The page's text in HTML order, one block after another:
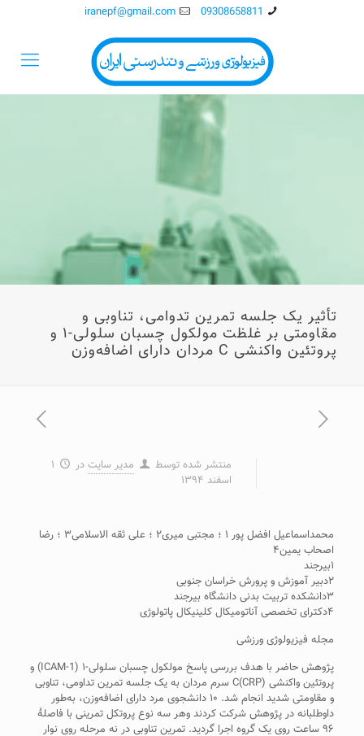
09308658811
iranepf@gmail.com
تأثیر یک جلسه تمرین تدوامی، تناوبی و
مقاومتی بر غلظت مولکول چسبان سلولی-۱ و
پروتئین واکنشی C مردان دارای اضافه‌وزن
منتشر شده توسط مدیر سایت در
۱
اسفند ۱۳۹۴
محمداسماعیل افضل پور ۱ ؛ مجتبی میری۲ ؛ علی ثقه الاسلامی۳ ؛ رضا
اصحاب یمین۴
۱بیرجند
۲دبیر آموزش و پرورش خراسان جنوبی
۳دانشکده تربیت بدنی دانشگاه بیرجند
۴دکترای تخصصی آناتومیکال کلینیکال پاتولوژی
مجله فیزیولوژی ورزشی
پژوهش حاضر با هدف بررسی پاسخ مولکول چسبان سلولی-۱ (ICAM-1) و
پروتئین واکنشی C(CRP) سرم مردان به یک جلسه تمرین تداومی، تناوبی
و مقاومتی شدید انجام شد. ۱۰ دانشجوی مرد دارای اضافه‌وزن، ﺑﻪ‌ﻃﻮر
داوطلبانه در پژوهش شرکت کردند و‌هر سه نوع پروتکل تمرینی با فاصلۀ
۹۶ ساعت روی یک‌ گروه اجرا گردید. تمرین تناوبی در نه مرحله روی نوار‌